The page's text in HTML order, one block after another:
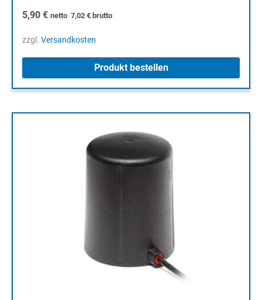
5,90 € netto 7,02 € brutto
zzgl. Versandkosten
Produkt bestellen